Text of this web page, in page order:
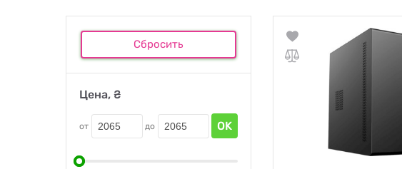
Сбросить
Цена, ₴
от до OK